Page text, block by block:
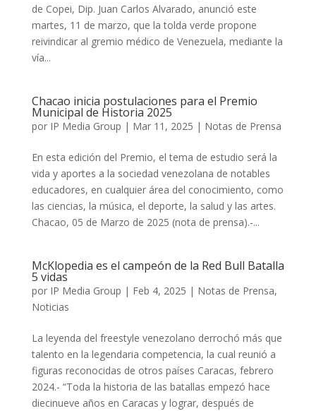
de Copei, Dip. Juan Carlos Alvarado, anunció este
martes, 11 de marzo, que la tolda verde propone
reivindicar al gremio médico de Venezuela, mediante la
vía...
Chacao inicia postulaciones para el Premio
Municipal de Historia 2025
por IP Media Group | Mar 11, 2025 | Notas de Prensa
En esta edición del Premio, el tema de estudio será la
vida y aportes a la sociedad venezolana de notables
educadores, en cualquier área del conocimiento, como
las ciencias, la música, el deporte, la salud y las artes.
Chacao, 05 de Marzo de 2025 (nota de prensa).-...
McKlopedia es el campeón de la Red Bull Batalla
5 vidas
por IP Media Group | Feb 4, 2025 | Notas de Prensa,
Noticias
La leyenda del freestyle venezolano derrochó más que
talento en la legendaria competencia, la cual reunió a
figuras reconocidas de otros países Caracas, febrero
2024.- “Toda la historia de las batallas empezó hace
diecinueve años en Caracas y lograr, después de